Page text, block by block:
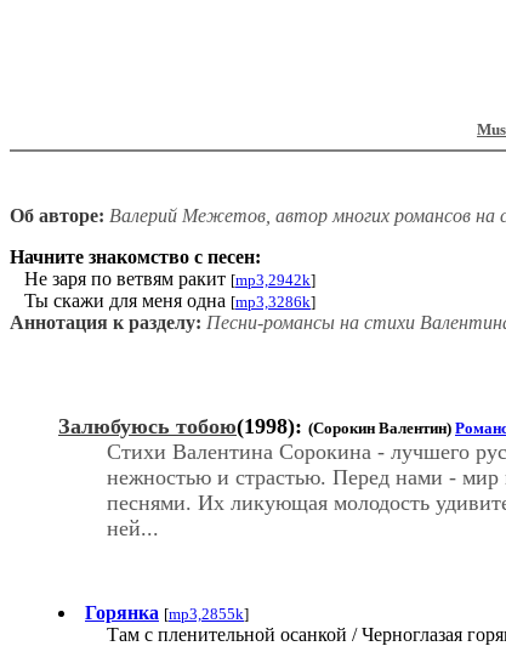
Об авторе: Валерий Межетов, автор многих романсов на
Начните знакомство с песен:
Не заря по ветвям ракит [mp3,2942k]
Ты скажи для меня одна [mp3,3286k]
Аннотация к разделу: Песни-романсы на стихи
Залюбуюсь тобою(1998): (Сорокин Валентин)
Стихи Валентина Сорокина - лучшего
нежностью и страстью. Перед нами -
песнями. Их ликующая молодость
ней...
Горянка [mp3,2855k]
Там с пленительной осанкой / Черноглазая